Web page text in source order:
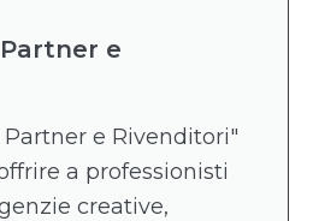
e
e Rivenditori"
a professionisti
creative,